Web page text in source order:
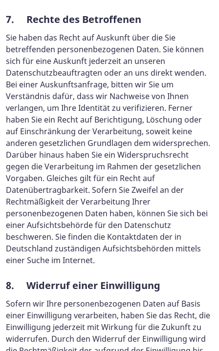
7. Rechte des Betroffenen
Sie haben das Recht auf Auskunft über die Sie
betreffenden personenbezogenen Daten. Sie können
sich für eine Auskunft jederzeit an unseren
Datenschutzbeauftragten oder an uns direkt wenden.
Bei einer Auskunftsanfrage, bitten wir Sie um
Verständnis dafür, dass wir Nachweise von Ihnen
verlangen, um Ihre Identität zu verifizieren. Ferner
haben Sie ein Recht auf Berichtigung, Löschung oder
auf Einschränkung der Verarbeitung, soweit keine
anderen gesetzlichen Grundlagen dem widersprechen.
Darüber hinaus haben Sie ein Widerspruchsrecht
gegen die Verarbeitung im Rahmen der gesetzlichen
Vorgaben. Gleiches gilt für ein Recht auf
Datenübertragbarkeit. Sofern Sie Zweifel an der
Rechtmäßigkeit der Verarbeitung Ihrer
personenbezogenen Daten haben, können Sie sich bei
einer Aufsichtsbehörde für den Datenschutz
beschweren. Sie finden die Kontaktdaten der in
Deutschland zuständigen Aufsichtsbehörden mittels
einer Suche im Internet.
8. Widerruf einer Einwilligung
Sofern wir Ihre personenbezogenen Daten auf Basis
einer Einwilligung verarbeiten, haben Sie das Recht, die
Einwilligung jederzeit mit Wirkung für die Zukunft zu
widerrufen. Durch den Widerruf der Einwilligung wird